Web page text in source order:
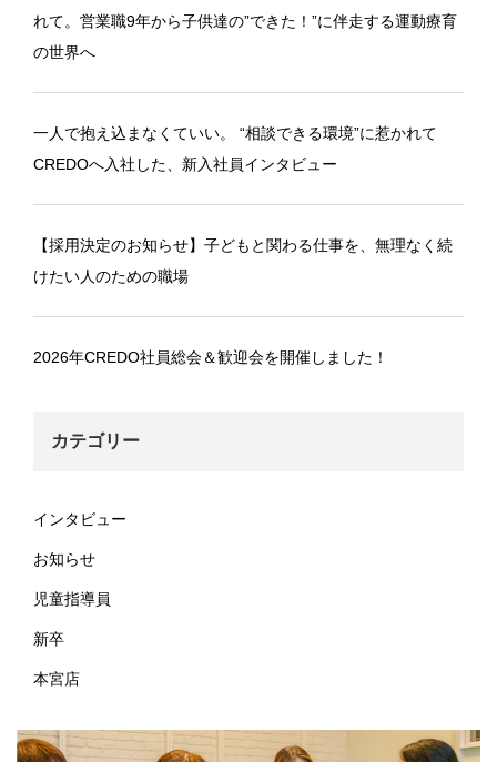
れて。営業職9年から子供達の”できた！”に伴走する運動療育
の世界へ
一人で抱え込まなくていい。 “相談できる環境”に惹かれて
CREDOへ入社した、新入社員インタビュー
【採用決定のお知らせ】子どもと関わる仕事を、無理なく続
けたい人のための職場
2026年CREDO社員総会＆歓迎会を開催しました！
カテゴリー
インタビュー
お知らせ
児童指導員
新卒
本宮店